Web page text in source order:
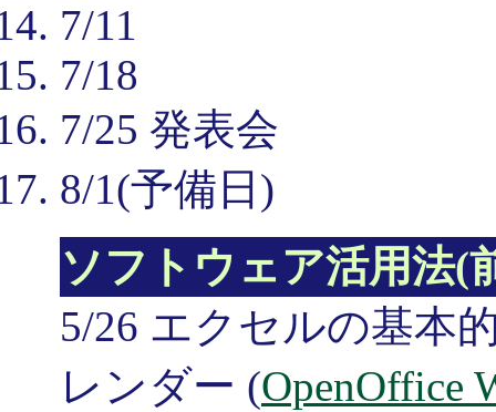
7/11
7/18
7/25 発表会
8/1(予備日)
ソフトウェア活用法(
5/26 エクセルの基本
レンダー (OpenOffice